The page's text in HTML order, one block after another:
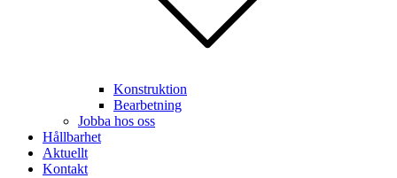
Konstruktion
Bearbetning
Jobba hos oss
Hållbarhet
Aktuellt
Kontakt